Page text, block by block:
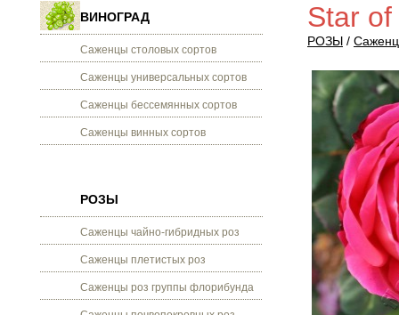
ВИНОГРАД
Саженцы столовых сортов
Саженцы универсальных сортов
Саженцы бессемянных сортов
Саженцы винных сортов
РОЗЫ
Саженцы чайно-гибридных роз
Саженцы плетистых роз
Саженцы роз группы флорибунда
Star
РОЗЫ /